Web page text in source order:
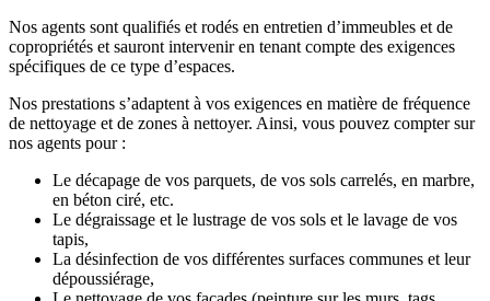
Nos agents sont qualifiés et rodés en entretien d’immeubles et de
copropriétés et sauront intervenir en tenant compte des exigences
spécifiques de ce type d’espaces.
Nos prestations s’adaptent à vos exigences en matière de fréquence
de nettoyage et de zones à nettoyer. Ainsi, vous pouvez compter sur
nos agents pour :
Le décapage de vos parquets, de vos sols carrelés, en marbre,
en béton ciré, etc.
Le dégraissage et le lustrage de vos sols et le lavage de vos
tapis,
La désinfection de vos différentes surfaces communes et leur
dépoussiérage,